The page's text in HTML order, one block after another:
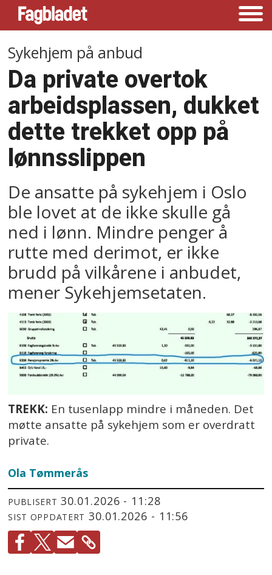
Sykehjem på anbud
Da private overtok
arbeidsplassen, dukket
dette trekket opp på
lønnsslippen
De ansatte på sykehjem i Oslo
ble lovet at de ikke skulle gå
ned i lønn. Mindre penger å
rutte med derimot, er ikke
brudd på vilkårene i anbudet,
mener Sykehjemsetaten.
TREKK: En tusenlapp mindre i måneden. Det
møtte ansatte på sykehjem som er overdratt
private.
Ola Tømmerås
PUBLISERT 30.01.2026 - 11:28
SIST OPPDATERT 30.01.2026 - 11:56